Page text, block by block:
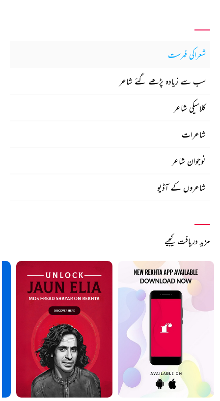
شعراکی فہرست
سب سے زیادہ پڑھے گئے شاعر
کلاسیکی شاعر
شاعرات
نوجوان شاعر
شاعروں کے آڈیو
مزید دریافت کیجیے